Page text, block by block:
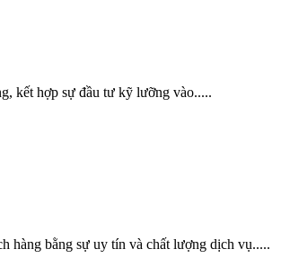
kết hợp sự đầu tư kỹ lưỡng vào.....
hàng bằng sự uy tín và chất lượng dịch vụ.....